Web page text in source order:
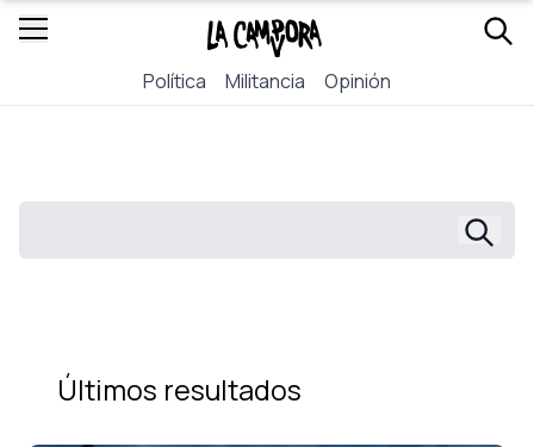
Política Militancia Opinión
Últimos resultados